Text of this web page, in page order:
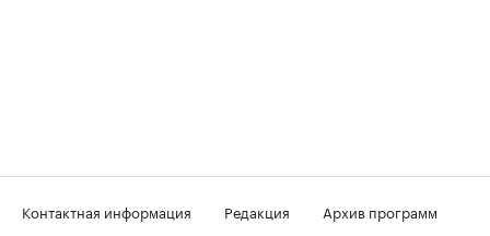
Контактная информация Редакция
Архив программ